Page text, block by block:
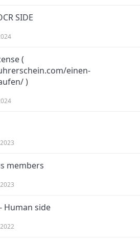
SIDE
(
einen-
)
members
Human side